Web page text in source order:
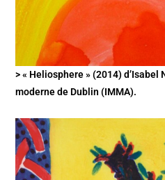
> « Heliosphere » (2014) d’Isabel
moderne de Dublin (IMMA).